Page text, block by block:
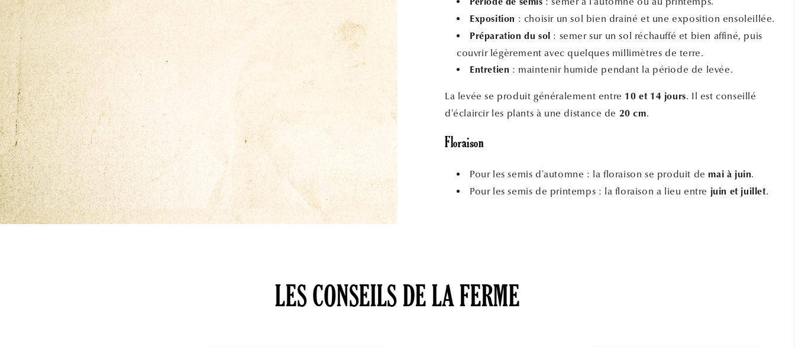
Période de semis
Exposition : choisir un sol bien drainé et une exposition ensoleillée.
Préparation du sol : semer sur un sol réchauffé et bien affiné, puis
couvrir légèrement avec quelques millimètres de terre.
Entretien : maintenir humide pendant la période de levée.
La levée se produit généralement entre 10 et 14 jours. Il est conseillé
d'éclaircir les plants à une distance de 20 cm.
Floraison
Pour les semis d'automne : la floraison se produit demai à juin.
Pour les semis de printemps : la floraison a lieu entre juin et juillet.
LES CONSEILS DE LA FERME